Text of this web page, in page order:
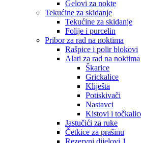
Gelovi za nokte
Tekućine za skidanje
Tekućine za skidanje
Folije i purcelin
Pribor za rad na noktima
Rašpice i polir blokovi
Alati za rad na noktima
Škarice
Grickalice
Kliješta
Potiskivači
Nastavci
Kistovi i
Jastučići za ruke
Četkice za prašinu